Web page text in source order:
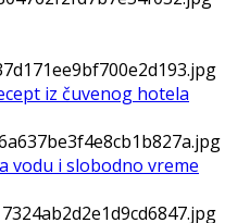
iz čuvenog hotela
vodu i slobodno vreme